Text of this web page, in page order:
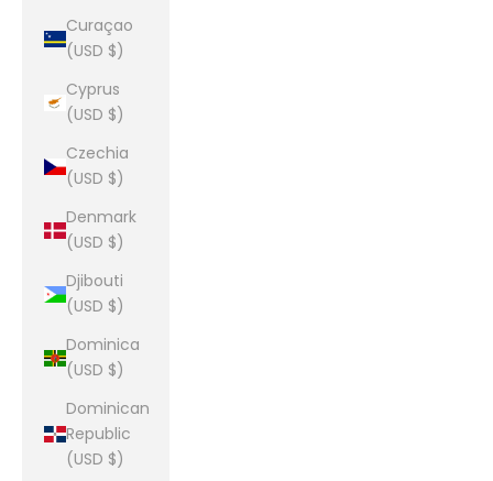
Curaçao
(USD $)
Cyprus
(USD $)
Czechia
(USD $)
Denmark
(USD $)
Djibouti
(USD $)
Dominica
(USD $)
Dominican
Republic
(USD $)